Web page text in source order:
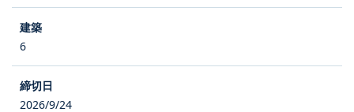
6
2026/9/24